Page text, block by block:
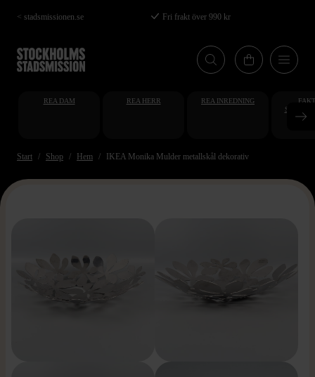
Hoppa
till
huvudinnehåll
< stadsmissionen.se Fri frakt över 990 kr
REA DAM REA HERR REA INREDNING
Start Shop Hem IKEA Monika Mulder metallskål dekorativ